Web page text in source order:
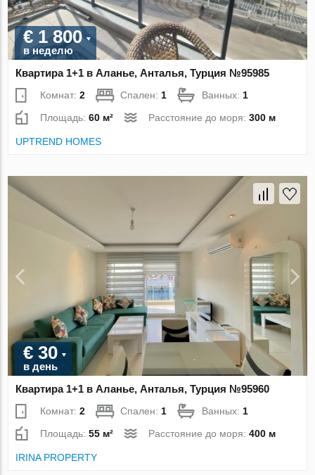
€ 1 800
в неделю
Квартира 1+1 в Аланье, Анталья, Турция №95985
Комнат:2 Спален: 1 Ванных: 1
Площадь:60 м² Расстояние до моря:300 м
UPTREND HOMES
€ 30
в день
Квартира 1+1 в Аланье, Анталья, Турция №95960
Комнат:2 Спален: 1 Ванных: 1
Площадь:55 м² Расстояние до моря:400 м
IRINA PROPERTY